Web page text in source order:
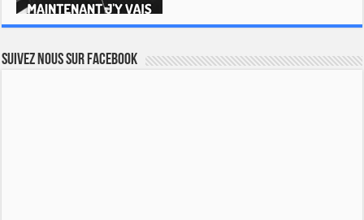
Suivez nous sur Facebook